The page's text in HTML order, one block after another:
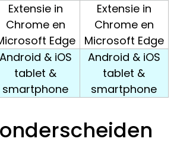
Extensie in
Chrome en
Edge
Extensie in
Chrome en
Microsoft Edge
Android & iOS
tablet &
smartphone
Android & iOS
tablet &
smartphone